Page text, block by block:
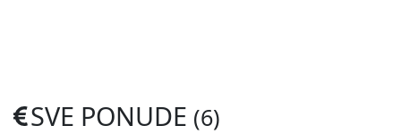
SVE PONUDE (6)